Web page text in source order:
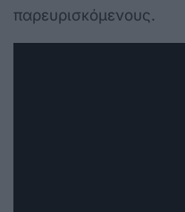
παρευρισκόμενους.